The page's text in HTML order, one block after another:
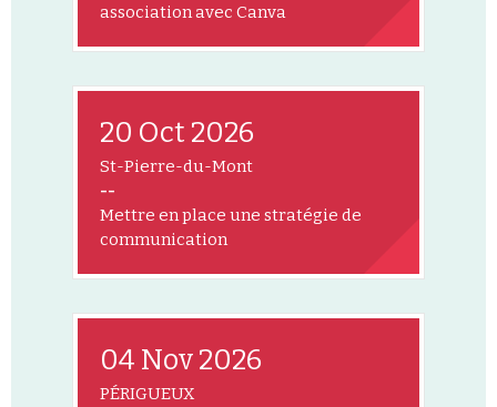
association avec Canva
20 Oct 2026
St-Pierre-du-Mont
--
Mettre en place une stratégie de
communication
04 Nov 2026
PÉRIGUEUX